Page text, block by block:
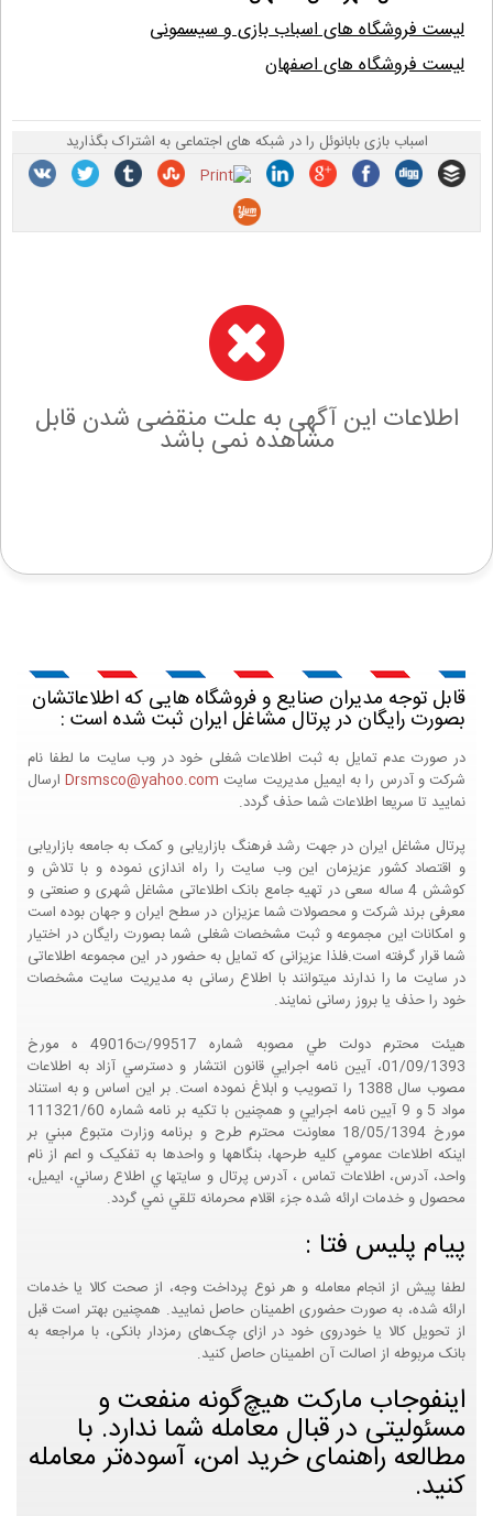
لیست فروشگاه های اسباب بازی و سیسمونی
لیست فروشگاه های اصفهان
اسباب بازی بابانوئل را در شبکه های اجتماعی به اشتراک بگذارید
اطلاعات این آگهی به علت منقضی شدن قابل
مشاهده نمی باشد
قابل توجه مدیران صنایع و فروشگاه هایی که اطلاعاتشان
بصورت رایگان در پرتال مشاغل ایران ثبت شده است :
در صورت عدم تمایل به ثبت اطلاعات شغلی خود در وب سایت ما لطفا نام
شرکت و آدرس را به ایمیل مدیریت سایت Drsmsco@yahoo.comارسال
نمایید تا سریعا اطلاعات شما حذف گردد.
پرتال مشاغل ایران در جهت رشد فرهنگ بازاریابی و کمک به جامعه بازاریابی
و اقتصاد کشور عزیزمان این وب سایت را راه اندازی نموده و با تلاش و
کوشش 4 ساله سعی در تهیه جامع بانک اطلاعاتی مشاغل شهری و صنعتی و
معرفی برند شرکت و محصولات شما عزیزان در سطح ایران و جهان بوده است
و امکانات این مجموعه و ثبت مشخصات شغلی شما بصورت رایگان در اختیار
شما قرار گرفته است.فلذا عزیزانی که تمایل به حضور در این مجموعه اطلاعاتی
در سایت ما را ندارند میتوانند با اطلاع رسانی به مدیریت سایت مشخصات
خود را حذف یا بروز رسانی نمایند.
هيئت محترم دولت طي مصوبه شماره 99517/ت49016 ه مورخ
01/09/1393، آيين نامه اجرايي قانون انتشار و دسترسي آزاد به اطلاعات
مصوب سال 1388 را تصويب و ابلاغ نموده است. بر اين اساس و به استناد
مواد 5 و 9 آيين نامه اجرايي و همچنين با تکيه بر نامه شماره 111321/60
مورخ 18/05/1394 معاونت محترم طرح و برنامه وزارت متبوع مبني بر
اينکه اطلاعات عمومي کليه طرحها، بنگاهها و واحدها به تفکيک و اعم از نام
واحد، آدرس، اطلاعات تماس ، آدرس پرتال و سايتها ي اطلاع رساني، ايميل،
محصول و خدمات ارائه شده جزء اقلام محرمانه تلقي نمي گردد.
پیام پلیس فتا :
لطفا پیش از انجام معامله و هر نوع پرداخت وجه، از صحت کالا یا خدمات
ارائه شده، به صورت حضوری اطمینان حاصل نمایید. همچنین بهتر است قبل
از تحویل کالا یا خودروی خود در ازای چک‌های رمزدار بانکی، با مراجعه به
بانک مربوطه از اصالت آن اطمینان حاصل کنید.
اینفوجاب مارکت هیچ‌گونه منفعت و
مسئولیتی در قبال معامله شما ندارد. با
مطالعه راهنمای خرید امن، آسوده‌تر معامله
کنید.